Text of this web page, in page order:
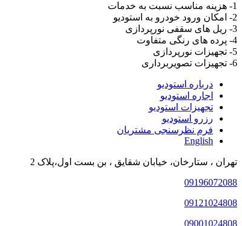
1- هزینه مناسب نسبت به خدمات
2- امکان ورود خودرو به استودیو
3- ریل های سقفی نورپردازی
4- پرده های رنگی متفاوت
5- تجهیزات نورپردازی
6- تجهیزات تصویربرداری
درباره استودیو
اجاره استودیو
تجهیزات استودیو
رزرو استودیو
فرم نظرسنجی مشتریان
English
تهران ، ستارخان، خیابان شقایق ، بن بست اول،پلاک 2
09196072088
09121024808
09001024808